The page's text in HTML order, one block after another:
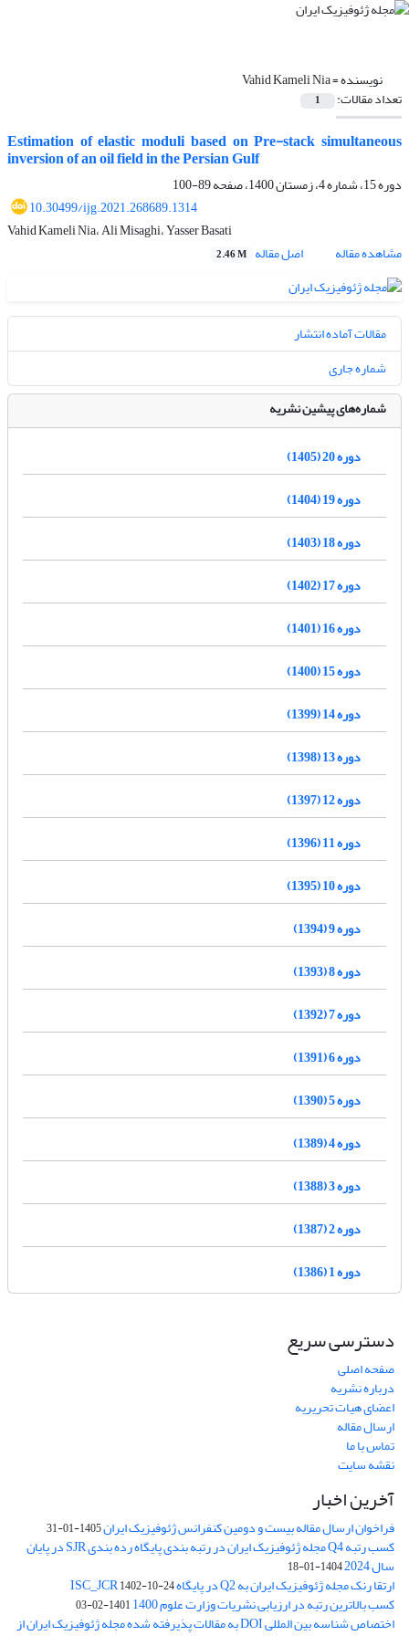
نویسنده =Vahid Kameli Nia
تعداد مقالات: 1
Estimation of elastic moduli based on Pre-stack simultaneous
inversion of an oil field in the Persian Gulf
دوره 15، شماره 4، زمستان 1400، صفحه
89-100
10.30499/ijg.2021.268689.1314
Vahid Kameli Nia، Ali Misaghi، Yasser Basati
مشاهده مقاله
اصل مقاله 2.46 M
مقالات آماده انتشار
شماره جاری
شماره‌های پیشین نشریه
دوره 20 (1405)
دوره 19 (1404)
دوره 18 (1403)
دوره 17 (1402)
دوره 16 (1401)
دوره 15 (1400)
دوره 14 (1399)
دوره 13 (1398)
دوره 12 (1397)
دوره 11 (1396)
دوره 10 (1395)
دوره 9 (1394)
دوره 8 (1393)
دوره 7 (1392)
دوره 6 (1391)
دوره 5 (1390)
دوره 4 (1389)
دوره 3 (1388)
دوره 2 (1387)
دوره 1 (1386)
دسترسی سریع
صفحه اصلی
درباره نشریه
اعضای هیات تحریریه
ارسال مقاله
تماس با ما
نقشه سایت
آخرین اخبار
فراخوان ارسال مقاله بیست و دومین کنفرانس ژئوفیزیک ایران1405-01-31
کسب رتبه Q4 مجله ژئوفیزیک ایران در رتبه بندی پایگاه رده بندی SJR در پایان
سال 2024 1404-01-18
ارتقا رنک مجله ژئوفیزیک ایران به Q2 در پایگاه ISC_JCR 1402-10-24
کسب بالاترین رتبه در ارزیابی نشریات وزارت علوم 1400 1401-02-03
اختصاص شناسه بین المللی DOI به مقالات پذیرفته شده مجله ژئوفیزیک ایران از